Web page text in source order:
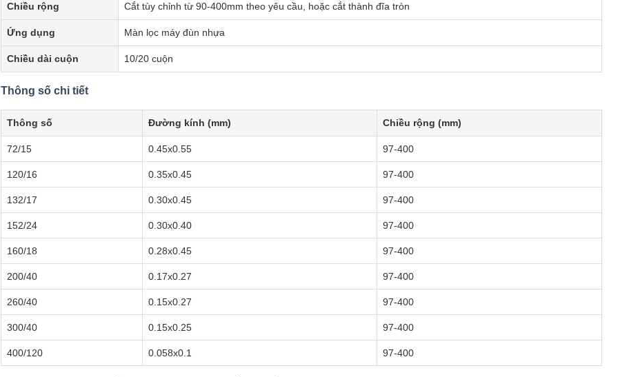
Chiều rộng Cắt tùy chỉnh từ 90-400mm theo yêu cầu, hoặc cắt thành đĩa tròn
Ứng dụng Màn lọc máy đùn nhựa
Chiều dài cuộn 10/20 cuộn
Thông số chi tiết
Thông số Đường kính (mm) Chiều rộng (mm)
72/15 0.45x0.55 97-400
120/16 0.35x0.45 97-400
132/17 0.30x0.45 97-400
152/24 0.30x0.40 97-400
160/18 0.28x0.45 97-400
200/40 0.17x0.27 97-400
260/40 0.15x0.27 97-400
300/40 0.15x0.25 97-400
400/120 0.058x0.1 97-400